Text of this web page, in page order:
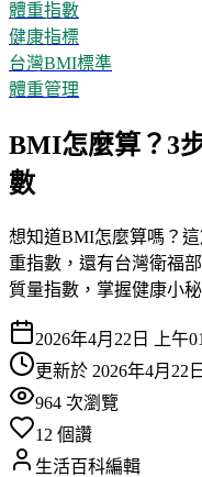
體重指數
健康指標
台灣BMI標準
體重管理
BMI怎麼算？3
數
想知道BMI怎麼算嗎？
重指數，還有台灣衛福
質量指數，掌握健康小秘
2026年4月22日 上午
更新於 2026年4月22
964 次瀏覽
12 個讚
生活百科編輯